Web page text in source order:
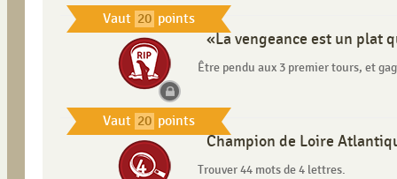
Vaut 20 points
Vaut 20 points
«La vengeance est un plat
Être pendu aux 3 premier tours, et
Champion de Loire
Trouver 44 mots de 4 lettres.